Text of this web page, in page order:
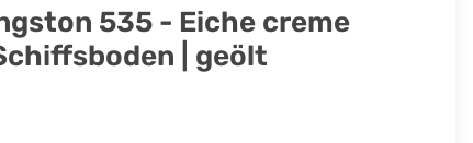
535 - Eiche creme
| geölt